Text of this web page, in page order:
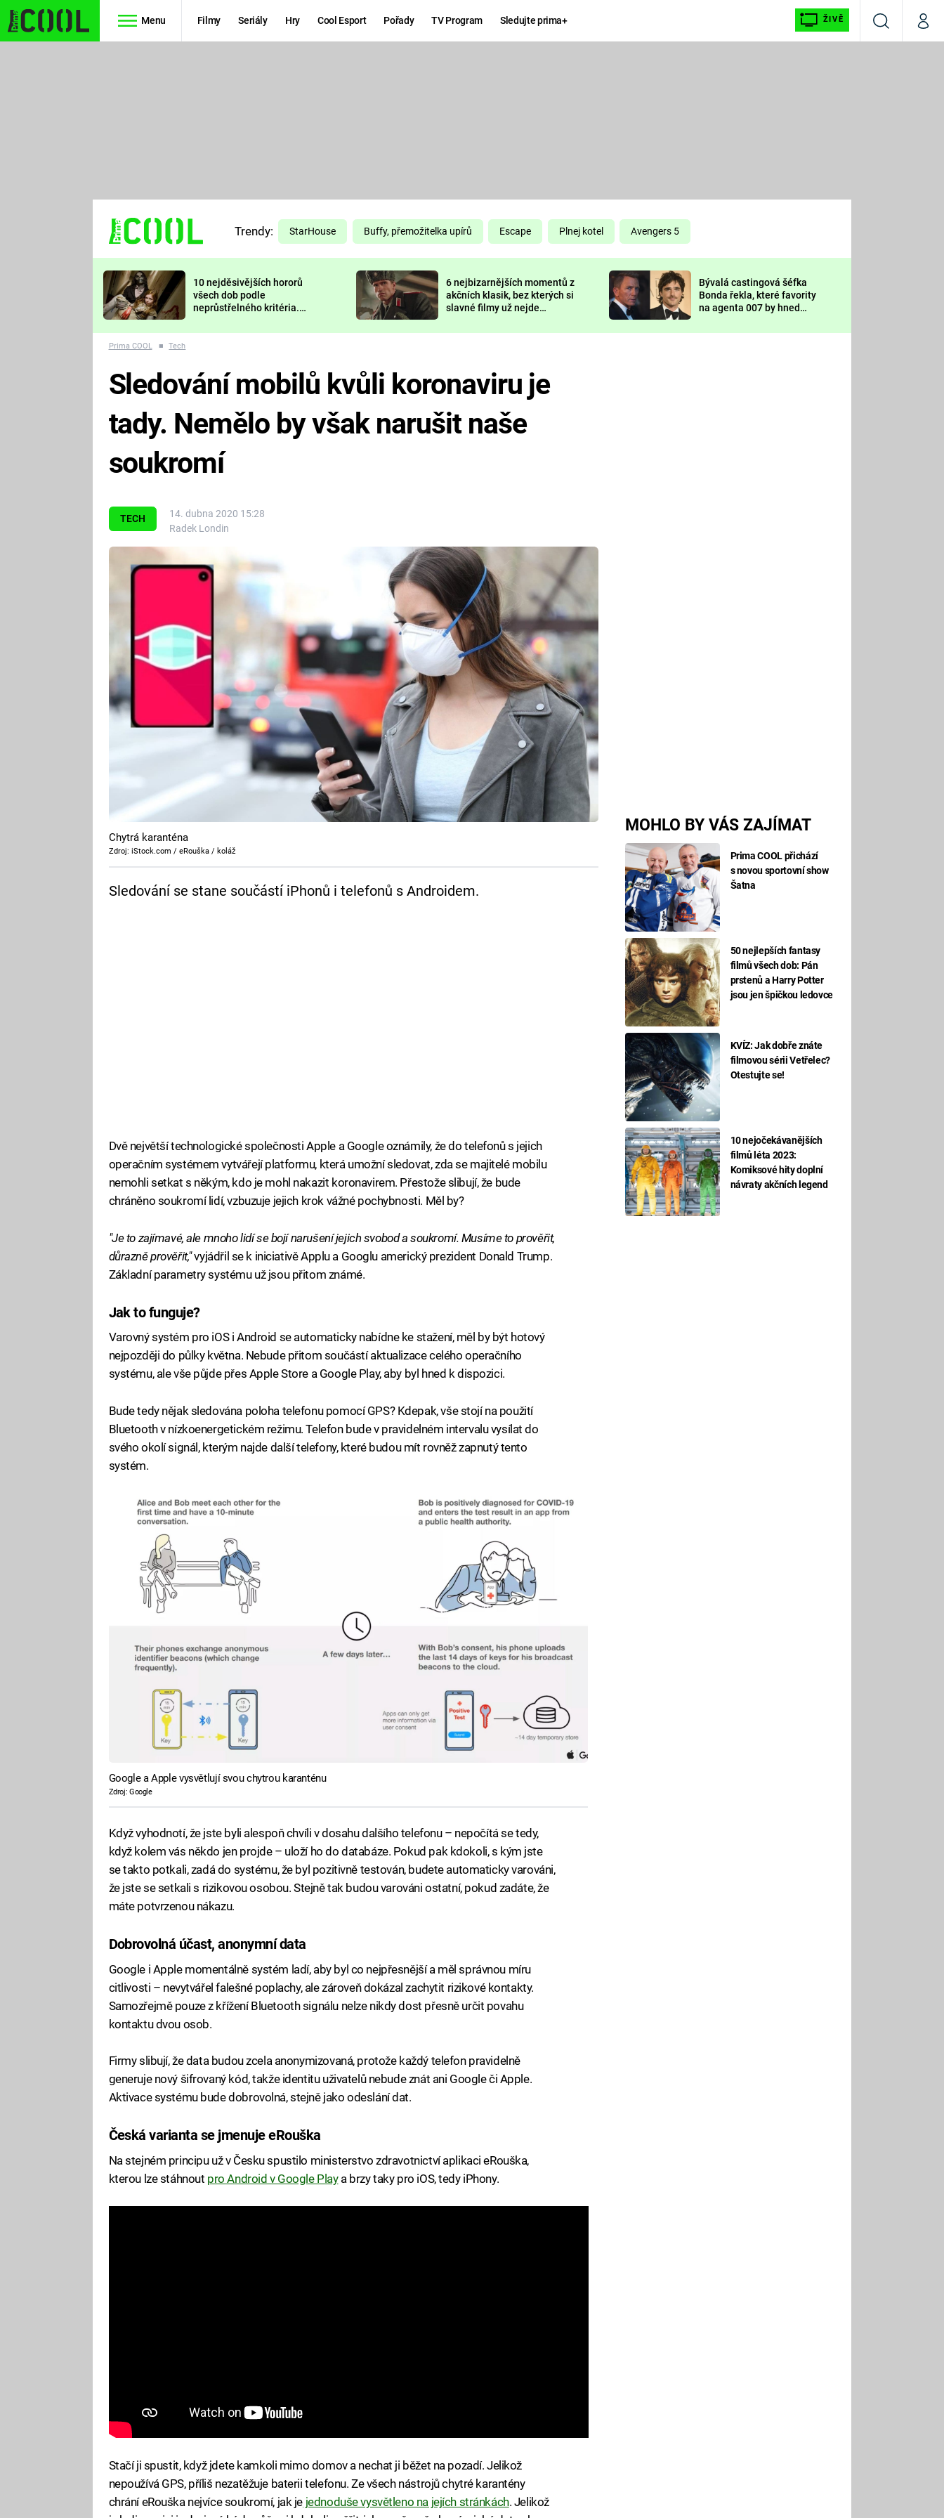
Menu Filmy Seriály Hry Cool Esport Pořady TV Program Sledujte prima+ ŽIVĚ
VyhledáváníMůj
TŘESKU
FUTURAMA
PREDÁTOR
DELIVERANCE
KOMEDIE
CHUCK
NORRIS
DEADPOOL
Prima LAJK
Sledujte nás
Trendy: StarHouse Buffy, přemožitelka upírů Escape Plnej kotel Avengers 5
10 nejděsivějších hororů
všech dob podle
neprůstřelného kritéria.
nejvíc zvednou tep?
6 nejbizarnějších momentů z
akčních klasik, bez kterých si
slavné filmy už nejde
Bývalá castingová šéfka
Bonda řekla, které favority
na agenta 007 by hned
Prima COOL ■ Tech
TECH
14. dubna 2020 15:28
Radek Londin
MOHLO BY VÁS ZAJÍMAT
Prima COOL přichází
s novou sportovní show
Šatna
50 nejlepších fantasy
filmů všech dob: Pán
prstenů a Harry Potter
jsou jen špičkou ledovce
KVÍZ: Jak dobře znáte
filmovou sérii Vetřelec?
Otestujte se!
10 nejočekávanějších
filmů léta 2023:
Komiksové hity doplní
návraty akčních legend
Sledování mobilů kvůli koronaviru je
tady. Nemělo by však narušit naše
soukromí
Chytrá karanténa
Zdroj: iStock.com / eRouška / koláž
Sledování se stane součástí iPhonů i telefonů s Androidem.
Dvě největší technologické společnosti Apple a Google oznámily, že do telefonů s jejich
operačním systémem vytvářejí platformu, která umožní sledovat, zda se majitelé mobilu
nemohli setkat s někým, kdo je mohl nakazit koronavirem. Přestože slibují, že bude
chráněno soukromí lidí, vzbuzuje jejich krok vážné pochybnosti. Měl by?
"Je to zajímavé, ale mnoho lidí se bojí narušení jejich svobod a soukromí. Musíme to prověřit,
důrazně prověřit,"vyjádřil se k iniciativě Applu a Googlu americký prezident Donald Trump.
Základní parametry systému už jsou přitom známé.
Jak to funguje?
Varovný systém pro iOS i Android se automaticky nabídne ke stažení, měl by být hotový
nejpozději do půlky května. Nebude přitom součástí aktualizace celého operačního
systému, ale vše půjde přes Apple Store a Google Play, aby byl hned k dispozici.
Bude tedy nějak sledována poloha telefonu pomocí GPS? Kdepak, vše stojí na použití
Bluetooth v nízkoenergetickém režimu. Telefon bude v pravidelném intervalu vysílat do
svého okolí signál, kterým najde další telefony, které budou mít rovněž zapnutý tento
systém.
Google a Apple vysvětlují svou chytrou karanténu
Zdroj: Google
Když vyhodnotí, že jste byli alespoň chvíli v dosahu dalšího telefonu – nepočítá se tedy,
když kolem vás někdo jen projde – uloží ho do databáze. Pokud pak kdokoli, s kým jste
se takto potkali, zadá do systému, že byl pozitivně testován, budete automaticky varováni,
že jste se setkali s rizikovou osobou. Stejně tak budou varováni ostatní, pokud zadáte, že
máte potvrzenou nákazu.
Dobrovolná účast, anonymní data
Google i Apple momentálně systém ladí, aby byl co nejpřesnější a měl správnou míru
citlivosti – nevytvářel falešné poplachy, ale zároveň dokázal zachytit rizikové kontakty.
Samozřejmě pouze z křížení Bluetooth signálu nelze nikdy dost přesně určit povahu
kontaktu dvou osob.
Firmy slibují, že data budou zcela anonymizovaná, protože každý telefon pravidelně
generuje nový šifrovaný kód, takže identitu uživatelů nebude znát ani Google či Apple.
Aktivace systému bude dobrovolná, stejně jako odeslání dat.
Česká varianta se jmenuje eRouška
Na stejném principu už v Česku spustilo ministerstvo zdravotnictví aplikaci eRouška,
kterou lze stáhnout pro Android v Google Playa brzy taky pro iOS, tedy iPhony.
Stačí ji spustit, když jdete kamkoli mimo domov a nechat ji běžet na pozadí. Jelikož
nepoužívá GPS, příliš nezatěžuje baterii telefonu. Ze všech nástrojů chytré karantény
chrání eRouška nejvíce soukromí, jak je jednoduše vysvětleno na jejích stránkách. Jelikož